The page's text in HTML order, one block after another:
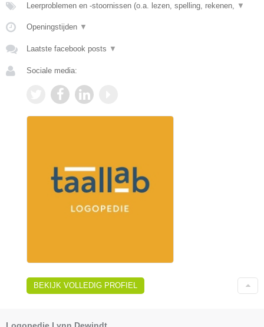
Leerproblemen en -stoornissen (o.a. lezen, spelling, rekenen, ▼
Openingstijden ▼
Laatste facebook posts ▼
Sociale media:
BEKIJK VOLLEDIG PROFIEL
Logopedie Lynn Dewindt